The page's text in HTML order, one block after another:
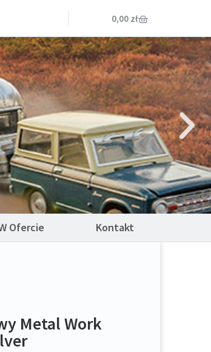
0,00 zł
Ofercie Kontakt
Metal Work